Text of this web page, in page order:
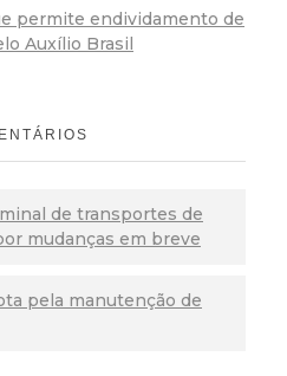
permite endividamento de
Auxílio Brasil
de transportes de
mudanças em breve
pela manutenção de